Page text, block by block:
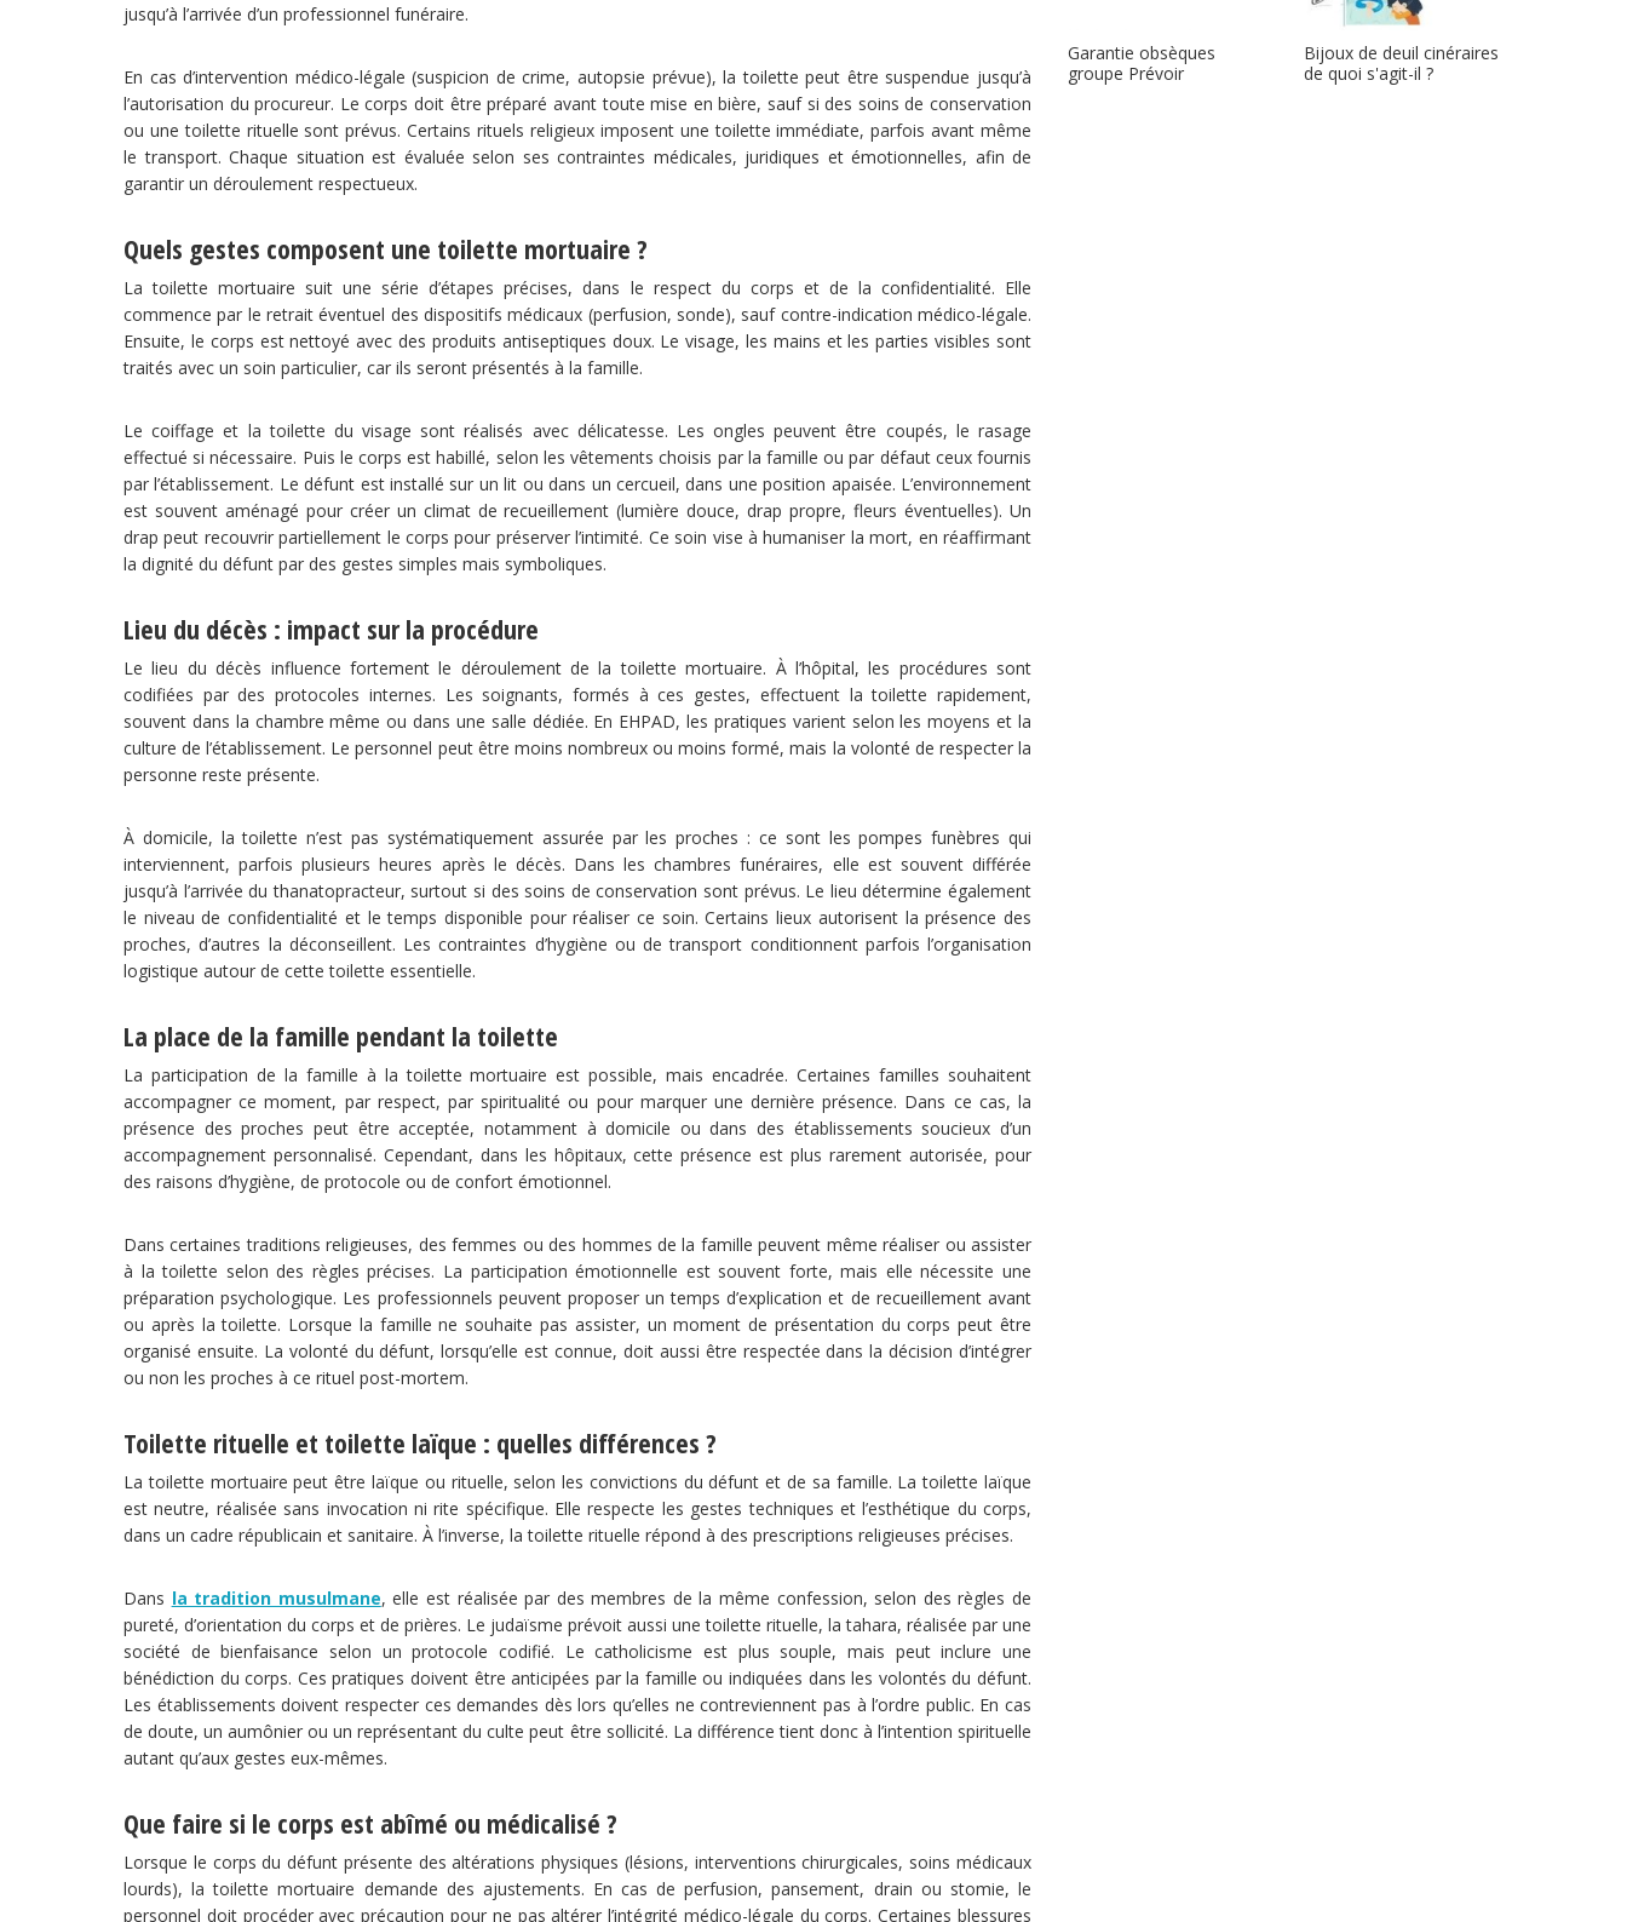
jusqu’à l’arrivée d’un professionnel funéraire.
En cas d’intervention médico-légale (suspicion de crime, autopsie prévue), la toilette peut être suspendue jusqu’à
l’autorisation du procureur. Le corps doit être préparé avant toute mise en bière, sauf si des soins de conservation
ou une toilette rituelle sont prévus. Certains rituels religieux imposent une toilette immédiate, parfois avant même
le transport. Chaque situation est évaluée selon ses contraintes médicales, juridiques et émotionnelles, afin de
garantir un déroulement respectueux.
Quels gestes composent une toilette mortuaire ?
La toilette mortuaire suit une série d’étapes précises, dans le respect du corps et de la confidentialité. Elle
commence par le retrait éventuel des dispositifs médicaux (perfusion, sonde), sauf contre-indication médico-légale.
Ensuite, le corps est nettoyé avec des produits antiseptiques doux. Le visage, les mains et les parties visibles sont
traités avec un soin particulier, car ils seront présentés à la famille.
Le coiffage et la toilette du visage sont réalisés avec délicatesse. Les ongles peuvent être coupés, le rasage
effectué si nécessaire. Puis le corps est habillé, selon les vêtements choisis par la famille ou par défaut ceux fournis
par l’établissement. Le défunt est installé sur un lit ou dans un cercueil, dans une position apaisée. L’environnement
est souvent aménagé pour créer un climat de recueillement (lumière douce, drap propre, fleurs éventuelles). Un
drap peut recouvrir partiellement le corps pour préserver l’intimité. Ce soin vise à humaniser la mort, en réaffirmant
la dignité du défunt par des gestes simples mais symboliques.
Lieu du décès : impact sur la procédure
Le lieu du décès influence fortement le déroulement de la toilette mortuaire. À l’hôpital, les procédures sont
codifiées par des protocoles internes. Les soignants, formés à ces gestes, effectuent la toilette rapidement,
souvent dans la chambre même ou dans une salle dédiée. En EHPAD, les pratiques varient selon les moyens et la
culture de l’établissement. Le personnel peut être moins nombreux ou moins formé, mais la volonté de respecter la
personne reste présente.
À domicile, la toilette n’est pas systématiquement assurée par les proches : ce sont les pompes funèbres qui
interviennent, parfois plusieurs heures après le décès. Dans les chambres funéraires, elle est souvent différée
jusqu’à l’arrivée du thanatopracteur, surtout si des soins de conservation sont prévus. Le lieu détermine également
le niveau de confidentialité et le temps disponible pour réaliser ce soin. Certains lieux autorisent la présence des
proches, d’autres la déconseillent. Les contraintes d’hygiène ou de transport conditionnent parfois l’organisation
logistique autour de cette toilette essentielle.
La place de la famille pendant la toilette
La participation de la famille à la toilette mortuaire est possible, mais encadrée. Certaines familles souhaitent
accompagner ce moment, par respect, par spiritualité ou pour marquer une dernière présence. Dans ce cas, la
présence des proches peut être acceptée, notamment à domicile ou dans des établissements soucieux d’un
accompagnement personnalisé. Cependant, dans les hôpitaux, cette présence est plus rarement autorisée, pour
des raisons d’hygiène, de protocole ou de confort émotionnel.
Dans certaines traditions religieuses, des femmes ou des hommes de la famille peuvent même réaliser ou assister
à la toilette selon des règles précises. La participation émotionnelle est souvent forte, mais elle nécessite une
préparation psychologique. Les professionnels peuvent proposer un temps d’explication et de recueillement avant
ou après la toilette. Lorsque la famille ne souhaite pas assister, un moment de présentation du corps peut être
organisé ensuite. La volonté du défunt, lorsqu’elle est connue, doit aussi être respectée dans la décision d’intégrer
ou non les proches à ce rituel post-mortem.
Toilette rituelle et toilette laïque : quelles différences ?
La toilette mortuaire peut être laïque ou rituelle, selon les convictions du défunt et de sa famille. La toilette laïque
est neutre, réalisée sans invocation ni rite spécifique. Elle respecte les gestes techniques et l’esthétique du corps,
dans un cadre républicain et sanitaire. À l’inverse, la toilette rituelle répond à des prescriptions religieuses précises.
Dans la tradition musulmane, elle est réalisée par des membres de la même confession, selon des règles de
pureté, d’orientation du corps et de prières. Le judaïsme prévoit aussi une toilette rituelle, la tahara, réalisée par une
société de bienfaisance selon un protocole codifié. Le catholicisme est plus souple, mais peut inclure une
bénédiction du corps. Ces pratiques doivent être anticipées par la famille ou indiquées dans les volontés du défunt.
Les établissements doivent respecter ces demandes dès lors qu’elles ne contreviennent pas à l’ordre public. En cas
de doute, un aumônier ou un représentant du culte peut être sollicité. La différence tient donc à l’intention spirituelle
autant qu’aux gestes eux-mêmes.
Que faire si le corps est abîmé ou médicalisé ?
Lorsque le corps du défunt présente des altérations physiques (lésions, interventions chirurgicales, soins médicaux
lourds), la toilette mortuaire demande des ajustements. En cas de perfusion, pansement, drain ou stomie, le
personnel doit procéder avec précaution pour ne pas altérer l’intégrité médico-légale du corps. Certaines blessures
Garantie obsèques
groupe Prévoir
Bijoux de deuil cinéraires
de quoi s'agit-il ?